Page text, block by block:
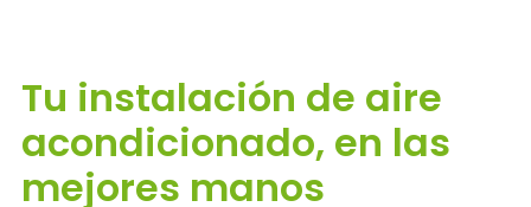
Tu instalación de aire
acondicionado, en las
mejores manos